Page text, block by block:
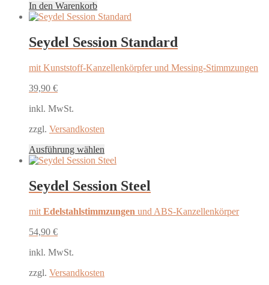
In den Warenkorb
Seydel Session Standard
mit Kunststoff-Kanzellenkörpfer und Messing-Stimmzungen
39,90 €
inkl. MwSt.
zzgl. Versandkosten
Ausführung wählen
Produkt
mehrere
Varianten
Die
gewählt
Seydel Session Steel
mit Edelstahlstimmzungen und ABS-Kanzellenkörper
54,90 €
inkl. MwSt.
zzgl. Versandkosten